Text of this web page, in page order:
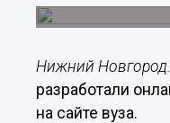
Нижний
разработали
на сайте вуза.